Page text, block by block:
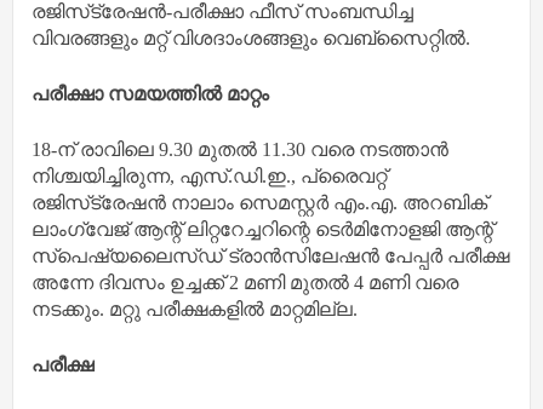
രജിസ്‌ട്രേഷന്‍-പരീക്ഷാ ഫീസ് സംബന്ധിച്ച
വിവരങ്ങളും മറ്റ് വിശദാംശങ്ങളും വെബ്‌സൈറ്റില്‍.
പരീക്ഷാ സമയത്തില്‍ മാറ്റം
18-ന് രാവിലെ 9.30 മുതല്‍ 11.30 വരെ നടത്താന്‍
നിശ്ചയിച്ചിരുന്ന, എസ്.ഡി.ഇ., പ്രൈവറ്റ്
രജിസ്‌ട്രേഷന്‍ നാലാം സെമസ്റ്റര്‍ എം.എ. അറബിക്
ലാംഗ്വേജ് ആന്റ് ലിറ്ററേച്ചറിന്റെ ടെര്‍മിനോളജി ആന്റ്
സ്‌പെഷ്യലൈസ്ഡ് ട്രാന്‍സിലേഷന്‍ പേപ്പര്‍ പരീക്ഷ
അന്നേ ദിവസം ഉച്ചക്ക് 2 മണി മുതല്‍ 4 മണി വരെ
നടക്കും. മറ്റു പരീക്ഷകളില്‍ മാറ്റമില്ല.
പരീക്ഷ